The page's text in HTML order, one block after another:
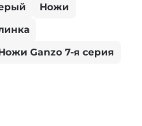
Ножи
Ganzo 7-я серия